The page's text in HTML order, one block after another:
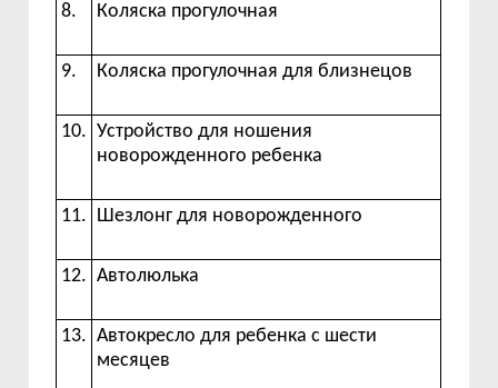
8. Коляска прогулочная
9. Коляска прогулочная для близнецов
10. Устройство для ношения
новорожденного ребенка
11. Шезлонг для новорожденного
12. Автолюлька
13. Автокресло для ребенка с шести
месяцев